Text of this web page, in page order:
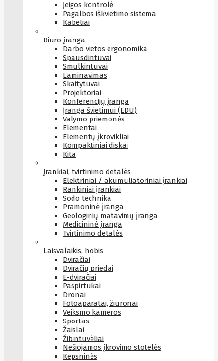
Įeigos kontrolė
Pagalbos iškvietimo sistema
Kabeliai
Biuro įranga
Darbo vietos ergonomika
Spausdintuvai
Smulkintuvai
Laminavimas
Skaitytuvai
Projektoriai
Konferencijų įranga
Įranga švietimui (EDU)
Valymo priemonės
Elementai
Elementų įkrovikliai
Kompaktiniai diskai
Kita
Įrankiai, tvirtinimo detalės
Elektriniai / akumuliatoriniai įrankiai
Rankiniai įrankiai
Sodo technika
Pramoninė įranga
Geologinių matavimų įranga
Medicininė įranga
Tvirtinimo detalės
Laisvalaikis, hobis
Dviračiai
Dviračių priedai
E-dviračiai
Paspirtukai
Dronai
Fotoaparatai, žiūronai
Veiksmo kameros
Sportas
Žaislai
Žibintuvėliai
Nešiojamos įkrovimo stotelės
Kepsninės